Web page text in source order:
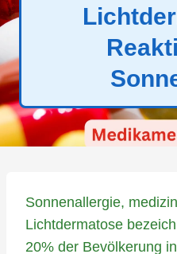
Sonnenallergie,
Lichtdermatose
20% der Bevölkerung